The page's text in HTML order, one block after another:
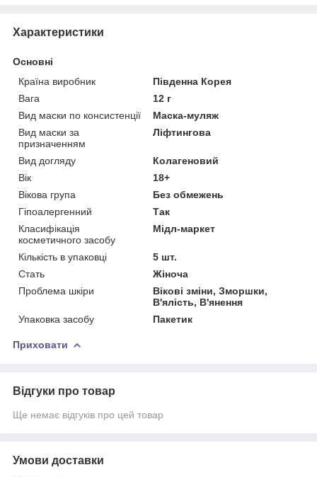
Характеристики
Основні
Країна виробник
Південна Корея
Вага
12 г
Вид маски по консистенції
Маска-муляж
Вид маски за
призначенням
Ліфтингова
Вид догляду
Колагеновий
Вік
18+
Вікова група
Без обмежень
Гіпоалергенний
Так
Класифікація
косметичного засобу
Мідл-маркет
Кількість в упаковці
5 шт.
Стать
Жіноча
Проблема шкіри
Вікові зміни, Зморшки,
В'ялість, В'янення
Упаковка засобу
Пакетик
Приховати
Відгуки про товар
Ще немає відгуків про цей товар
Умови доставки